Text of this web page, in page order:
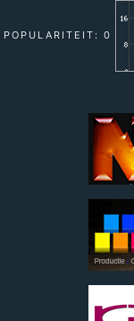
POPULARITEIT: 0